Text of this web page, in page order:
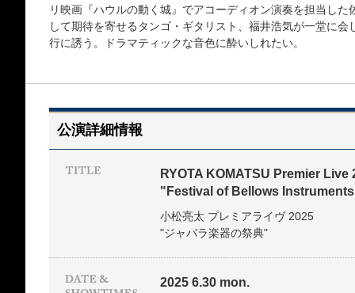
リ映画『ハウルの動く城』でアコーディオン演奏を担当し
して期待を寄せるタンゴ・ギタリスト、福井浩気が一堂に
行に誘う。ドラマティックな音色に酔いしれたい。
公演詳細情報
RYOTA KOMATSU Premier Live
"Festival of Bellows
小松亮太 プレミアライヴ 2025
"ジャバラ楽器の祭典"
2025 6.30 mon.